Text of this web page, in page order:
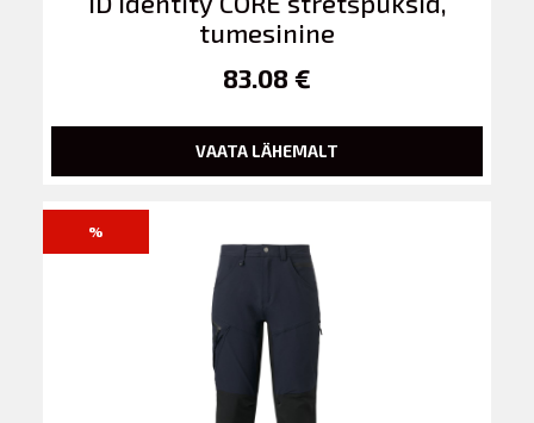
tumesinine
83.08 €
VAATA LÄHEMALT
%